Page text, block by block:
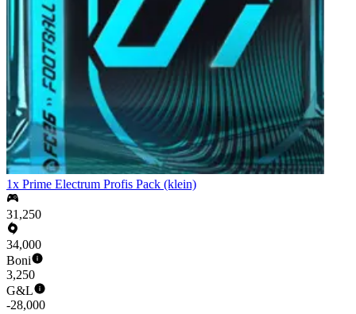
1x Prime Electrum Profis Pack (klein)
31,250
34,000
Boni
3,250
G&L
-28,000